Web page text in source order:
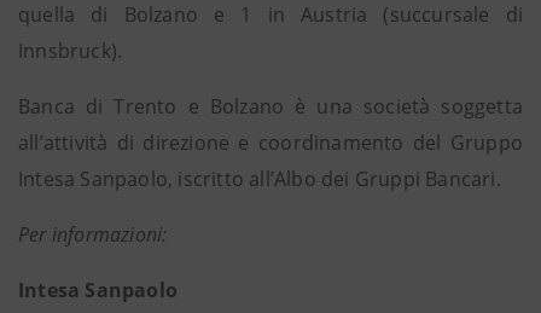
quella di Bolzano e 1 in Austria (succursale di
Innsbruck).
Banca di Trento e Bolzano è una società soggetta
all’attività di direzione e coordinamento del Gruppo
Intesa Sanpaolo, iscritto all’Albo dei Gruppi Bancari.
Per informazioni:
Intesa Sanpaolo